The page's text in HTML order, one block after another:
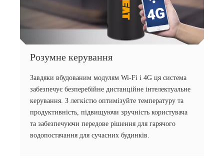
Розумне керування
Завдяки вбудованим модулям Wi-Fi і 4G ця система
забезпечує безперебійне дистанційне інтелектуальне
керування. З легкістю оптимізуйте температуру та
продуктивність, підвищуючи зручність користувача
та забезпечуючи передове рішення для гарячого
водопостачання для сучасних будинків.